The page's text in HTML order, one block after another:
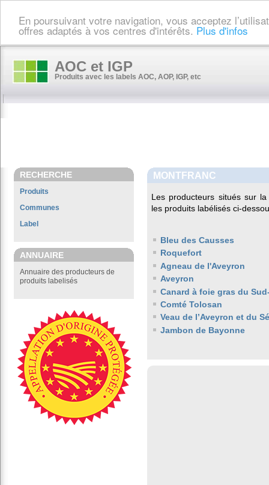
En poursuivant votre navigation, vous acceptez
offres adaptés à vos centres d'intérêts. Plus d'infos
AOC et IGP
Produits avec les labels AOC, AOP, IGP, etc
RECHERCHE
Produits
Communes
Label
ANNUAIRE
Annuaire des producteurs de
produits labelisés
MONTFRANC
Les producteurs situés sur
les produits labélisés ci-
Bleu des Causses
Roquefort
Agneau de l'Aveyron
Aveyron
Canard à foie gras du
Comté Tolosan
Veau de l’Aveyron et du
Jambon de Bayonne